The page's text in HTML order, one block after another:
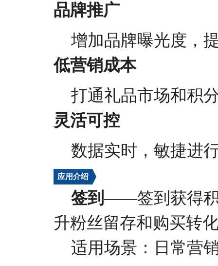
品牌推广
增加品牌曝光度，
低营销成本
打通礼品市场和积
灵活可控
数据实时，敏捷进
应用介绍
签到——签到获得积
升粉丝留存和购买转
适用场景：日常营